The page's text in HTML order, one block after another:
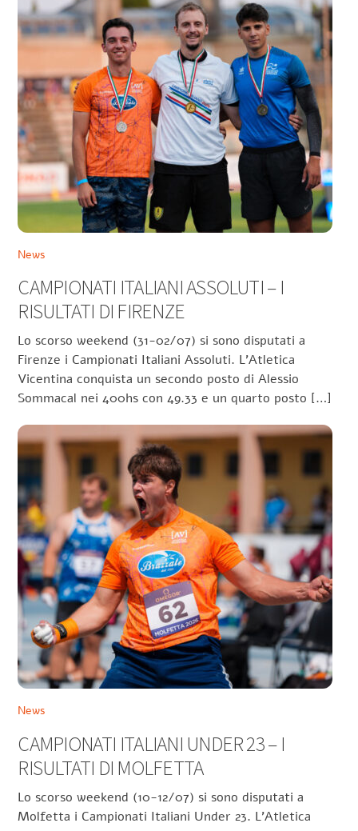
News
CAMPIONATI ITALIANI ASSOLUTI – I
RISULTATI DI FIRENZE
Lo scorso weekend (31-02/07) si sono disputati a
Firenze i Campionati Italiani Assoluti. L’Atletica
Vicentina conquista un secondo posto di Alessio
Sommacal nei 400hs con 49.33 e un quarto posto […]
News
CAMPIONATI ITALIANI UNDER 23 – I
RISULTATI DI MOLFETTA
Lo scorso weekend (10-12/07) si sono disputati a
Molfetta i Campionati Italiani Under 23. L’Atletica